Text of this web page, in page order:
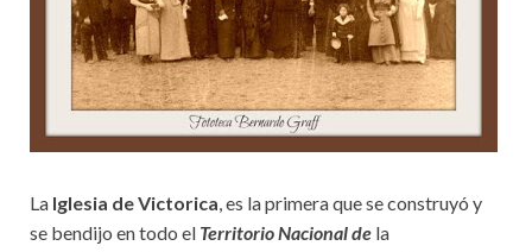
La Iglesia de Victorica, es la primera que se construyó y
se bendijo en todo el Territorio Nacional de la